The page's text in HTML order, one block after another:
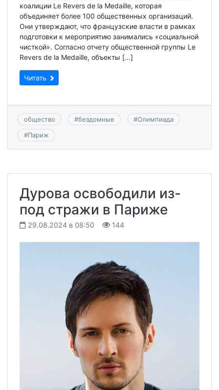
коалиции Le Revers de la Medaille, которая
объединяет более 100 общественных организаций.
Они утверждают, что французские власти в рамках
подготовки к мероприятию занимались «социальной
чисткой». Согласно отчету общественной группы Le
Revers de la Medaille, объекты […]
Читать
общество #бездомные #Олимпиада
#Париж
Дурова освободили из-
под стражи в Париже
29.08.2024 в 08:50 144